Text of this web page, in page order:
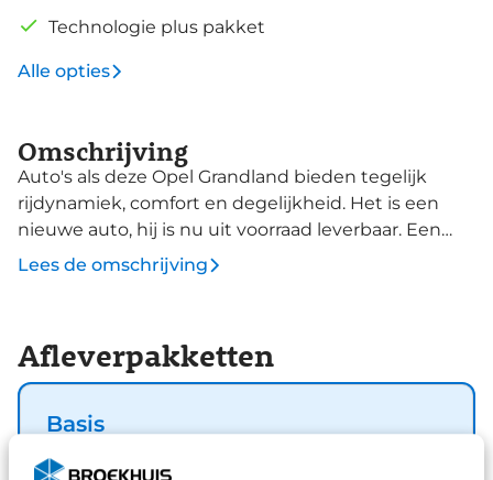
Technologie plus pakket
Alle opties
Omschrijving
Auto's als deze Opel Grandland bieden tegelijk
rijdynamiek, comfort en degelijkheid. Het is een
nieuwe auto, hij is nu uit voorraad leverbaar. Een
fraai voorbeeld van een hybride auto. Zuinig in
auto wordt gecompleteerd door onder meer LED-
dagrijverlichting, elektrische handrem, donker
getint glas achter en in delen neerklapbare
achterbank. Geen parkeervak is te klein dankzij de
assistentie van de parkeersensoren. De
Lees de omschrijving
Afleverpakketten
Basis
Inbegrepen